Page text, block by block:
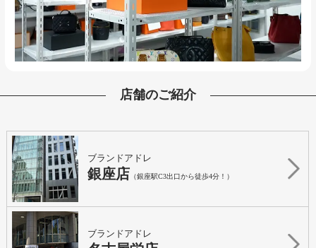
店舗のご紹介
ブランドアドレ
銀座店 （銀座駅C3出口から徒歩4分！）
ブランドアドレ